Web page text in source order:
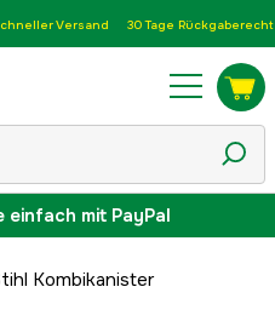
Versand 30 Tage Rückgaberecht
mit PayPal
Kombikanister